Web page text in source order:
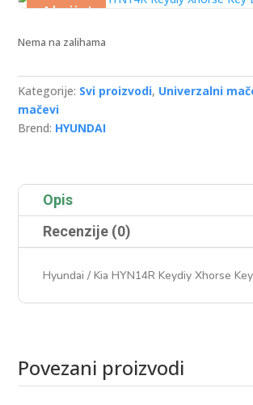
Akcija!
Nema na zalihama
Kategorije: Svi proizvodi, Univerzalni
mačevi
Brend: HYUNDAI
Opis
Recenzije (0)
Hyundai / Kia HYN14R Keydiy Xhorse
Povezani proizvodi
Povezani proizvodi